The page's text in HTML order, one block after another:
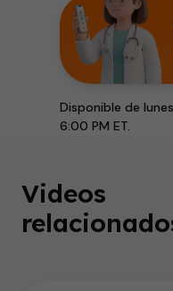
Disponible de
6:00 PM ET.
Videos